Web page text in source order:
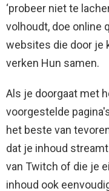
‘probeer niet te
volhoudt, doe online
websites die door je
verken Hun samen.
Als je doorgaat met
voorgestelde
het beste van
dat je inhoud
van Twitch of die je
inhoud ook